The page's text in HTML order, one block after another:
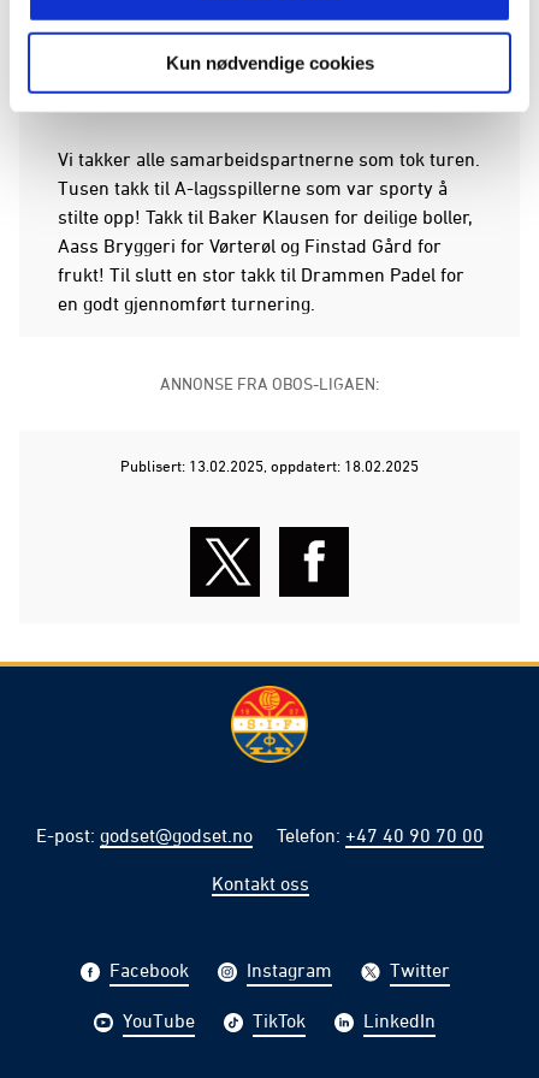
Kun nødvendige cookies
ballveksling og en superfornøyd Magne Van Dijk
og at det endelig skulle lykkes for gjengen fra
Vi takker alle samarbeidspartnerne som tok turen.
Tusen takk til A-lagsspillerne som var sporty å
stilte opp! Takk til Baker Klausen for deilige boller,
Aass Bryggeri for Vørterøl og Finstad Gård for
frukt! Til slutt en stor takk til Drammen Padel for
en godt gjennomført turnering.
ANNONSE FRA OBOS-LIGAEN:
Publisert: 13.02.2025, oppdatert: 18.02.2025
E-post: godset@godset.no Telefon: +47 40 90 70 00
Kontakt oss
Facebook Instagram Twitter
YouTube TikTok LinkedIn